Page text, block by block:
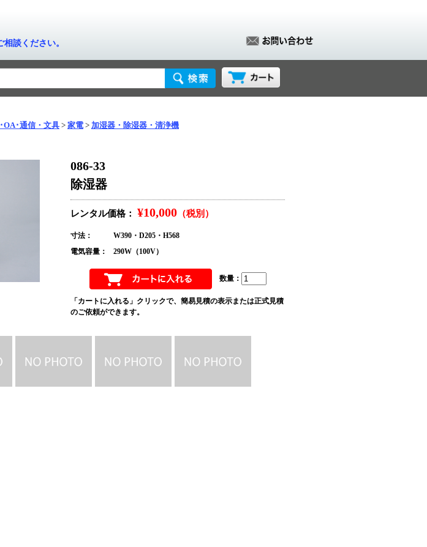
談ください。
OA･通信・文具 家電 加湿器・除湿器・清浄機
086-33
除湿器
レンタル価格： ¥10,000 （税別）
寸法：
W390・D205・H568
電気容量：
290W（100V）
数量：
「カートに入れる」クリックで、簡易見積の表示または正式見積
のご依頼ができます。